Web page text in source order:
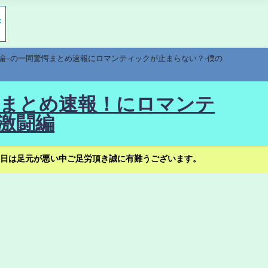
の一同驚愕まとめ速報にロマンティックが止まらない？-僕の
とめ速報！にロマンテ
闘編
足元が悪い中ご足労頂き誠に有難うございます。